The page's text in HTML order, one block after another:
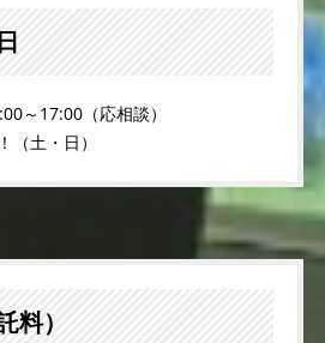
～17:00（応相談）
（土・日）
料）